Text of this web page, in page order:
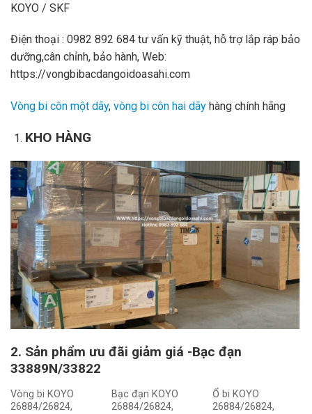
KOYO / SKF
Điện thoại : 0982 892 684 tư vấn kỹ thuật, hỗ trợ lắp ráp bảo
dưỡng,cân chỉnh, bảo hành, Web:
https://vongbibacdangoidoasahi.com
Vòng bi côn một dãy, vòng bi côn hai dãy hàng chính hãng
KHO HÀNG
2. Sản phẩm ưu đãi giảm giá -Bạc đạn
33889N/33822
Vòng bi KOYO
26884/26824,
Bạc đạn KOYO
26884/26824,
Ổ bi KOYO
26884/26824,